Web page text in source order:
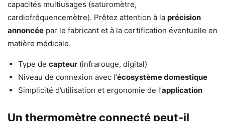
capacités multiusages (saturomètre,
cardiofréquencemètre). Prêtez attention à la précision
annoncée par le fabricant et à la certification éventuelle en
matière médicale.
Type de capteur (infrarouge, digital)
Niveau de connexion avec l’écosystème domestique
Simplicité d’utilisation et ergonomie de l’application
Un thermomètre connecté peut-il